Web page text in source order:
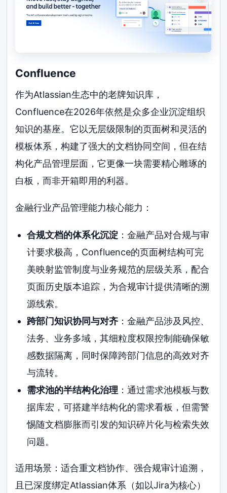
Confluence
作为Atlassian生态中的老牌知识库，
Confluence在2026年依然是众多企业沉淀组织
知识的基座。它以无层级限制的页面树和灵活的
模板体系，构建了强大的文档协同空间，但在结
构化产品管理层面，它更像一块需要精心雕琢的
白板，而非开箱即用的利器。
金融行业产品管理能力核心能力：
合规文档的体系化沉淀：金融产品对合规与审
计要求极高，Confluence的页面树结构可完
美映射监管制度与业务规范的层级关系，配合
页面历史版本追踪，为合规审计提供清晰的溯
源线索。
跨部门知识协同与对齐：金融产品涉及风控、
法务、业务多域，其细粒度权限控制能确保敏
感数据隔离，同时保障跨部门信息的高效对齐
与流转。
需求池的半结构化治理 ：通过需求池模板与数
据库宏，可搭建半结构化的需求看板，但需警
惕随文档膨胀而引发的知识碎片化与检索失效
问题。
适用场景：适合重文档协作、强合规审计追溯，
且已深度绑定Atlassian体系（如以Jira为核心）